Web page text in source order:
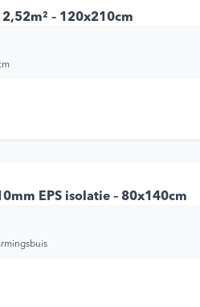
– 120x210cm
EPS isolatie – 80x140cm